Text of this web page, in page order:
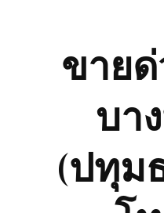
ขายด่
บา
(ปทุม